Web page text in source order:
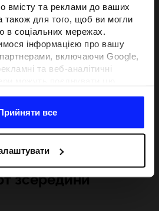
вмісту та реклами до ваших
також для того, щоб ви могли
в соціальних мережах.
інформацією про вашу
включаючи Google,
та веб-аналітичні
використання вами їхніх
ми також можемо ділитися
покращення відображення
проведення аналітики,
вдосконалення рішень, які
(наприклад, соціальні
можна знайти в нашій
все
зсередини